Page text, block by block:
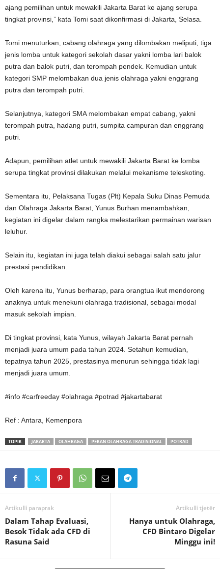
ajang pemilihan untuk mewakili Jakarta Barat ke ajang serupa
tingkat provinsi,” kata Tomi saat dikonfirmasi di Jakarta, Selasa.
Tomi menuturkan, cabang olahraga yang dilombakan meliputi, tiga
jenis lomba untuk kategori sekolah dasar yakni lomba lari balok
putra dan balok putri, dan terompah pendek. Kemudian untuk
kategori SMP melombakan dua jenis olahraga yakni enggrang
putra dan terompah putri.
Selanjutnya, kategori SMA melombakan empat cabang, yakni
terompah putra, hadang putri, sumpita campuran dan enggrang
putri.
Adapun, pemilihan atlet untuk mewakili Jakarta Barat ke lomba
serupa tingkat provinsi dilakukan melalui mekanisme teleskoting.
Sementara itu, Pelaksana Tugas (Plt) Kepala Suku Dinas Pemuda
dan Olahraga Jakarta Barat, Yunus Burhan menambahkan,
kegiatan ini digelar dalam rangka melestarikan permainan warisan
leluhur.
Selain itu, kegiatan ini juga telah diakui sebagai salah satu jalur
prestasi pendidikan.
Oleh karena itu, Yunus berharap, para orangtua ikut mendorong
anaknya untuk menekuni olahraga tradisional, sebagai modal
masuk sekolah impian.
Di tingkat provinsi, kata Yunus, wilayah Jakarta Barat pernah
menjadi juara umum pada tahun 2024. Setahun kemudian,
tepatnya tahun 2025, prestasinya menurun sehingga tidak lagi
menjadi juara umum.
#info #carfreeday #olahraga #potrad #jakartabarat
Ref : Antara, Kemenpora
TOPIK JAKARTA OLAHRAGA PEKAN OLAHRAGA TRADISIONAL POTRAD
Artikulli paraprak
Dalam Tahap Evaluasi,
Besok Tidak ada CFD di
Rasuna Said
Artikulli tjetër
Hanya untuk Olahraga,
CFD Bintaro Digelar
Minggu ini!